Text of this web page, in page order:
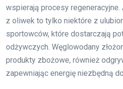
wspierają procesy
z oliwek to tylko niektóre z
sportowców, które dostarczają
odżywczych. Węglowodany
produkty zbożowe, również
zapewniając energię niezbędną